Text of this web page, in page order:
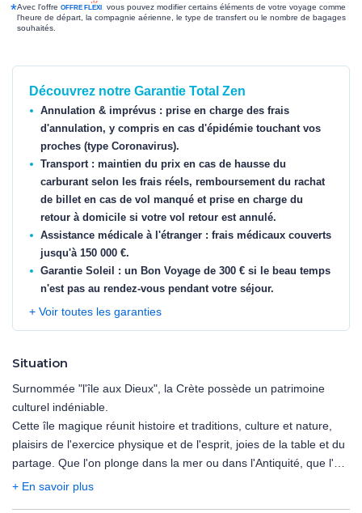
*Avec l'offre
vous pouvez modifier certains éléments de votre voyage comme
l'heure de départ, la compagnie aérienne, le type de transfert ou le nombre de bagages
souhaités.
Découvrez notre Garantie Total Zen
Annulation & imprévus : prise en charge des frais
d'annulation, y compris en cas d'épidémie touchant vos
proches (type Coronavirus).
Transport : maintien du prix en cas de hausse du
carburant selon les frais réels, remboursement du rachat
de billet en cas de vol manqué et prise en charge du
retour à domicile si votre vol retour est annulé.
Assistance médicale à l'étranger : frais médicaux couverts
jusqu'à 150 000 €.
Garantie Soleil : un Bon Voyage de 300 € si le beau temps
n'est pas au rendez-vous pendant votre séjour.
+ Voir toutes les garanties
Situation
Surnommée "l'île aux Dieux", la Crète possède un patrimoine
culturel indéniable.
Cette île magique réunit histoire et traditions, culture et nature,
plaisirs de l'exercice physique et de l'esprit, joies de la table et du
partage. Que l'on plonge dans la mer ou dans l'Antiquité, que l'on
court les chemins escarpés ou les terrasses festives, la Crète
+ En savoir plus